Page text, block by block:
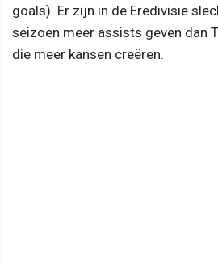
goals). Er zijn in de Eredivisie
seizoen meer assists geven dan
die meer kansen creëren.